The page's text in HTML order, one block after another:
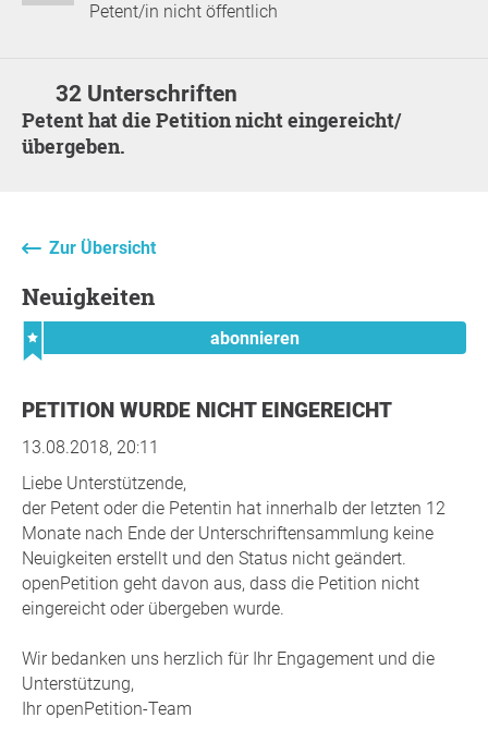
Petent/in nicht öffentlich
32 Unterschriften
Petent hat die Petition nicht eingereicht/
übergeben.
Zur Übersicht
Neuigkeiten
abonnieren
PETITION WURDE NICHT EINGEREICHT
13.08.2018, 20:11
Liebe Unterstützende,
der Petent oder die Petentin hat innerhalb der letzten 12
Monate nach Ende der Unterschriftensammlung keine
Neuigkeiten erstellt und den Status nicht geändert.
openPetition geht davon aus, dass die Petition nicht
eingereicht oder übergeben wurde.
Wir bedanken uns herzlich für Ihr Engagement und die
Unterstützung,
Ihr openPetition-Team